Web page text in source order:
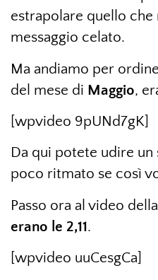
estrapolare quello che
messaggio celato.
Ma andiamo per
del mese di Maggio,
[wpvideo 9pUNd7gK]
Da qui potete udire un
poco ritmato se così
Passo ora al video
erano le 2,11.
[wpvideo uuCesgCa]